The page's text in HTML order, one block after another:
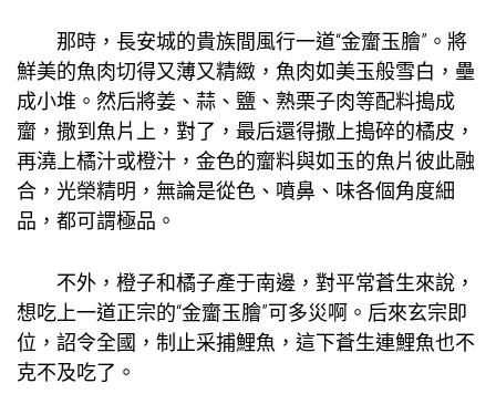
那時，長安城的貴族間風行一道“金齏玉膾”。將
鮮美的魚肉切得又薄又精緻，魚肉如美玉般雪白，壘
成小堆。然后將姜、蒜、鹽、熟栗子肉等配料搗成
齏，撒到魚片上，對了，最后還得撒上搗碎的橘皮，
再澆上橘汁或橙汁，金色的齏料與如玉的魚片彼此融
合，光榮精明，無論是從色、噴鼻、味各個角度細
品，都可謂極品。
不外，橙子和橘子產于南邊，對平常蒼生來說，
想吃上一道正宗的“金齏玉膾”可多災啊。后來玄宗即
位，詔令全國，制止采捕鯉魚，這下蒼生連鯉魚也不
克不及吃了。